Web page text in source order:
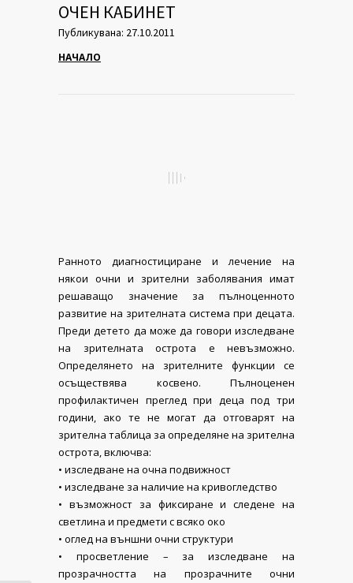
ОЧЕН КАБИНЕТ
Публикувана: 27.10.2011
НАЧАЛО
Ранното диагностициране и лечение на
някои очни и зрителни заболявания имат
решаващо значение за пълноценното
развитие на зрителната система при децата.
Преди детето да може да говори изследване
на зрителната острота е невъзможно.
Определянето на зрителните функции се
осъществява косвено. Пълноценен
профилактичен преглед при деца под три
години, ако те не могат да отговарят на
зрителна таблица за определяне на зрителна
острота, включва:
• изследване на очна подвижност
• изследване за наличие на кривогледство
• възможност за фиксиране и следене на
светлина и предмети с всяко око
• оглед на външни очни структури
• просветление – за изследване на
прозрачността на прозрачните очни